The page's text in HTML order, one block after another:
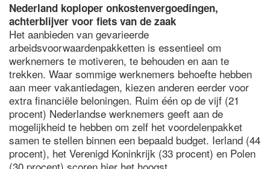
Nederland koploper onkostenvergoedingen,
achterblijver voor fiets van de zaak
Het aanbieden van gevarieerde
arbeidsvoorwaardenpakketten is essentieel om
werknemers te motiveren, te behouden en aan te
trekken. Waar sommige werknemers behoefte hebben
aan meer vakantiedagen, kiezen anderen eerder voor
extra financiële beloningen. Ruim één op de vijf (21
procent) Nederlandse werknemers geeft aan de
mogelijkheid te hebben om zelf het voordelenpakket
samen te stellen binnen een bepaald budget. Ierland (44
procent), het Verenigd Koninkrijk (33 procent) en Polen